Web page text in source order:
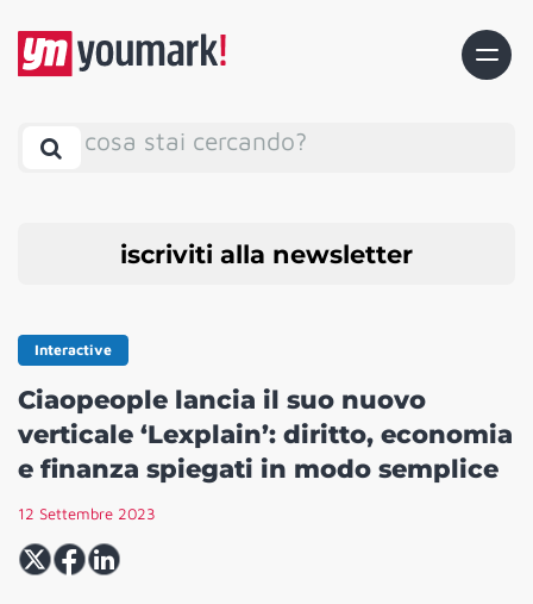
cosa stai cercando?
iscriviti alla newsletter
Interactive
Ciaopeople lancia il suo nuovo
verticale ‘Lexplain’: diritto, economia
e finanza spiegati in modo semplice
12 Settembre 2023